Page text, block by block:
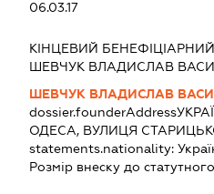
06.03.17
КІНЦЕВИЙ
ШЕВЧУК ВЛАДИСЛАВ
ШЕВЧУК ВЛАДИСЛАВ
dossier.founderAddress
ОДЕСА, ВУЛИЦЯ
statements.nationality:
Розмір внеску до